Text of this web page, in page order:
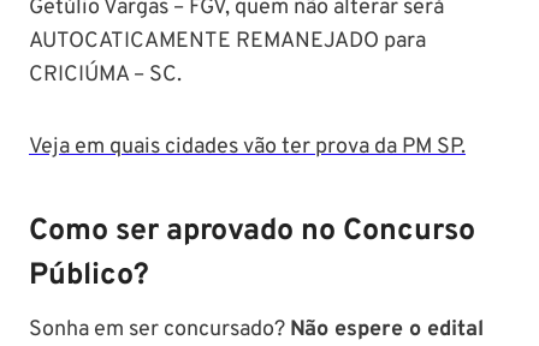
Getúlio Vargas – FGV, quem não alterar será
AUTOCATICAMENTE REMANEJADO para
CRICIÚMA – SC.
Veja em quais cidades vão ter prova da PM SP.
Como ser aprovado no Concurso
Público?
Sonha em ser concursado? Não espere o edital